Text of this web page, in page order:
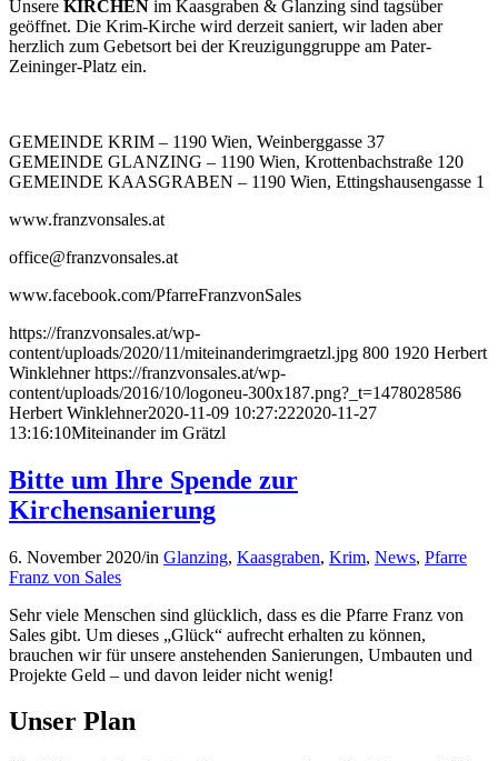
Unsere KIRCHEN im Kaasgraben & Glanzing sind tagsüber
geöffnet. Die Krim-Kirche wird derzeit saniert, wir laden aber
herzlich zum Gebetsort bei der Kreuzigunggruppe am Pater-
Zeininger-Platz ein.
GEMEINDE KRIM – 1190 Wien, Weinberggasse 37
GEMEINDE GLANZING – 1190 Wien, Krottenbachstraße 120
GEMEINDE KAASGRABEN – 1190 Wien, Ettingshausengasse 1
www.franzvonsales.at
office@franzvonsales.at
www.facebook.com/PfarreFranzvonSales
https://franzvonsales.at/wp-
content/uploads/2020/11/miteinanderimgraetzl.jpg 800 1920 Herbert
Winklehner https://franzvonsales.at/wp-
content/uploads/2016/10/logoneu-300x187.png?_t=1478028586
Herbert Winklehner2020-11-09 10:27:222020-11-27
13:16:10Miteinander im Grätzl
Bitte um Ihre Spende zur
Kirchensanierung
6. November 2020/in Glanzing, Kaasgraben, Krim, News, Pfarre
Franz von Sales
Sehr viele Menschen sind glücklich, dass es die Pfarre Franz von
Sales gibt. Um dieses „Glück“ aufrecht erhalten zu können,
brauchen wir für unsere anstehenden Sanierungen, Umbauten und
Projekte Geld – und davon leider nicht wenig!
Unser Plan